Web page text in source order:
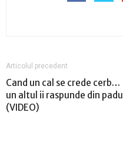
Articolul precedent
Cand un cal se crede cerb…
un altul ii raspunde din
(VIDEO)